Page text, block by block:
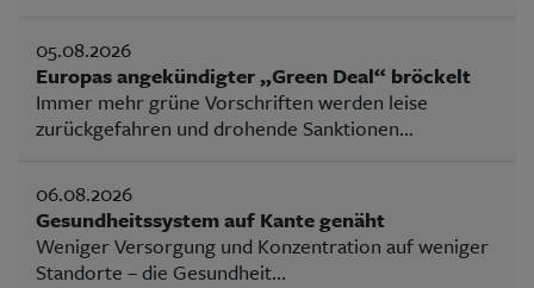
05.08.2026
Europas angekündigter „Green Deal“ bröckelt
Immer mehr grüne Vorschriften werden leise
zurückgefahren und drohende Sanktionen...
06.08.2026
Gesundheitssystem auf Kante genäht
Weniger Versorgung und Konzentration auf weniger
Standorte – die Gesundheit...